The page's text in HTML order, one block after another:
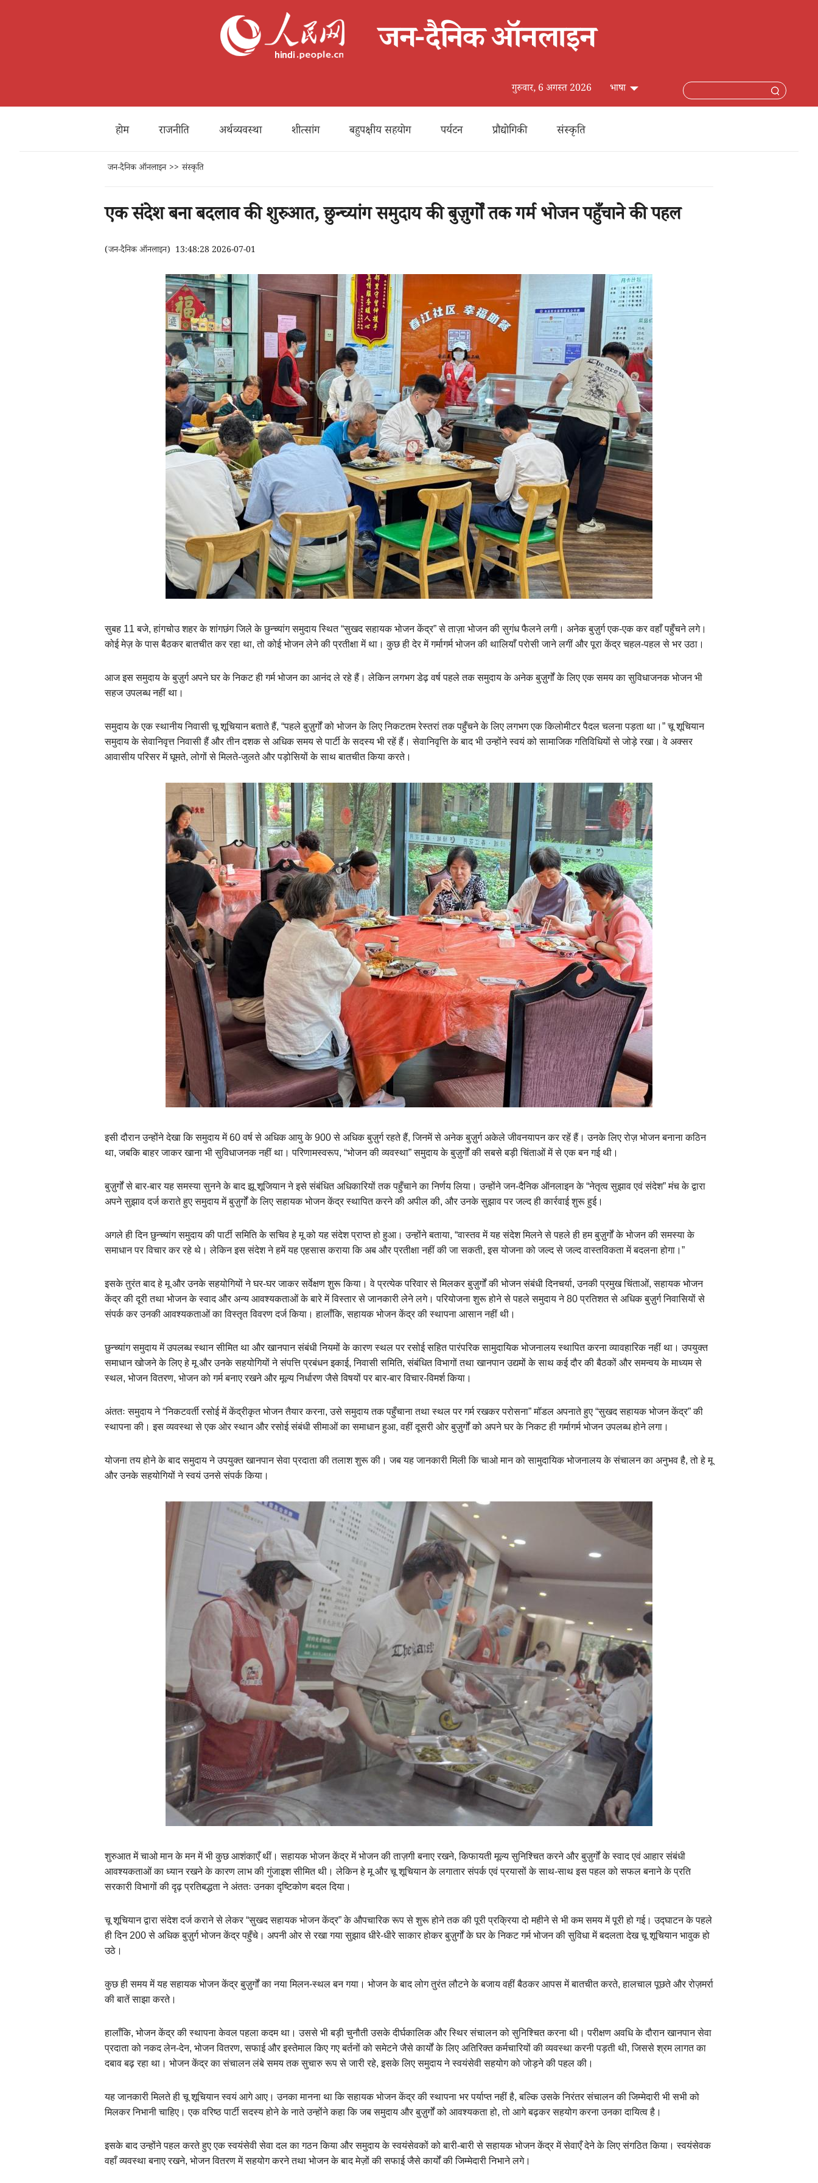
भाषा
Français
Русский
عربي
한국어
Deutsch
Português
Kiswahili
Italiano
Қазақ тілі
ภาษาไทย
Bahasa Melayu
Ελληνικά
Tiếng Việt
اردو
गुरुवार, 6 अगस्त 2026
होम राजनीति अर्थव्यवस्था शीत्सांग बहुपक्षीय सहयोग पर्यटन प्रौद्योगिकी संस्कृति
जन-दैनिक ऑनलाइन >> संस्कृति
एक संदेश बना बदलाव की शुरुआत, छुन्च्यांग समुदाय की बुज़ुर्गों तक गर्म भोजन पहुँचाने की पहल
(जन-दैनिक ऑनलाइन) 13:48:28 2026-07-01
सुबह 11 बजे, हांगचोउ शहर के शांगछंग जिले के छुन्च्यांग समुदाय स्थित “सुखद सहायक भोजन केंद्र” से ताज़ा भोजन की सुगंध फैलने लगी। अनेक बुज़ुर्ग एक-एक कर वहाँ पहुँचने लगे।
कोई मेज़ के पास बैठकर बातचीत कर रहा था, तो कोई भोजन लेने की प्रतीक्षा में था। कुछ ही देर में गर्मागर्म भोजन की थालियाँ परोसी जाने लगीं और पूरा केंद्र चहल-पहल से भर उठा।
आज इस समुदाय के बुज़ुर्ग अपने घर के निकट ही गर्म भोजन का आनंद ले रहे हैं। लेकिन लगभग डेढ़ वर्ष पहले तक समुदाय के अनेक बुज़ुर्गों के लिए एक समय का सुविधाजनक भोजन भी
सहज उपलब्ध नहीं था।
समुदाय के एक स्थानीय निवासी चू शूचियान बताते हैं, “पहले बुज़ुर्गों को भोजन के लिए निकटतम रेस्तरां तक पहुँचने के लिए लगभग एक किलोमीटर पैदल चलना पड़ता था।” चू शूचियान
समुदाय के सेवानिवृत्त निवासी हैं और तीन दशक से अधिक समय से पार्टी के सदस्य भी रहें हैं। सेवानिवृत्ति के बाद भी उन्होंने स्वयं को सामाजिक गतिविधियों से जोड़े रखा। वे अक्सर
आवासीय परिसर में घूमते, लोगों से मिलते-जुलते और पड़ोसियों के साथ बातचीत किया करते।
इसी दौरान उन्होंने देखा कि समुदाय में 60 वर्ष से अधिक आयु के 900 से अधिक बुज़ुर्ग रहते हैं, जिनमें से अनेक बुज़ुर्ग अकेले जीवनयापन कर रहें हैं। उनके लिए रोज़ भोजन बनाना कठिन
था, जबकि बाहर जाकर खाना भी सुविधाजनक नहीं था। परिणामस्वरूप, “भोजन की व्यवस्था” समुदाय के बुज़ुर्गों की सबसे बड़ी चिंताओं में से एक बन गई थी।
बुज़ुर्गों से बार-बार यह समस्या सुनने के बाद झू शूजियान ने इसे संबंधित अधिकारियों तक पहुँचाने का निर्णय लिया। उन्होंने जन-दैनिक ऑनलाइन के “नेतृत्व सुझाव एवं संदेश” मंच के द्वारा
अपने सुझाव दर्ज कराते हुए समुदाय में बुज़ुर्गों के लिए सहायक भोजन केंद्र स्थापित करने की अपील की, और उनके सुझाव पर जल्द ही कार्रवाई शुरू हुई।
अगले ही दिन छुन्च्यांग समुदाय की पार्टी समिति के सचिव हे मू को यह संदेश प्राप्त हो हुआ। उन्होंने बताया, “वास्तव में यह संदेश मिलने से पहले ही हम बुज़ुर्गों के भोजन की समस्या के
समाधान पर विचार कर रहे थे। लेकिन इस संदेश ने हमें यह एहसास कराया कि अब और प्रतीक्षा नहीं की जा सकती, इस योजना को जल्द से जल्द वास्तविकता में बदलना होगा।”
इसके तुरंत बाद हे मू और उनके सहयोगियों ने घर-घर जाकर सर्वेक्षण शुरू किया। वे प्रत्येक परिवार से मिलकर बुज़ुर्गों की भोजन संबंधी दिनचर्या, उनकी प्रमुख चिंताओं, सहायक भोजन
केंद्र की दूरी तथा भोजन के स्वाद और अन्य आवश्यकताओं के बारे में विस्तार से जानकारी लेने लगे। परियोजना शुरू होने से पहले समुदाय ने 80 प्रतिशत से अधिक बुज़ुर्ग निवासियों से
संपर्क कर उनकी आवश्यकताओं का विस्तृत विवरण दर्ज किया। हालाँकि, सहायक भोजन केंद्र की स्थापना आसान नहीं थी।
छुन्च्यांग समुदाय में उपलब्ध स्थान सीमित था और खानपान संबंधी नियमों के कारण स्थल पर रसोई सहित पारंपरिक सामुदायिक भोजनालय स्थापित करना व्यावहारिक नहीं था। उपयुक्त
समाधान खोजने के लिए हे मू और उनके सहयोगियों ने संपत्ति प्रबंधन इकाई, निवासी समिति, संबंधित विभागों तथा खानपान उद्यमों के साथ कई दौर की बैठकों और समन्वय के माध्यम से
स्थल, भोजन वितरण, भोजन को गर्म बनाए रखने और मूल्य निर्धारण जैसे विषयों पर बार-बार विचार-विमर्श किया।
अंततः समुदाय ने “निकटवर्ती रसोई में केंद्रीकृत भोजन तैयार करना, उसे समुदाय तक पहुँचाना तथा स्थल पर गर्म रखकर परोसना” मॉडल अपनाते हुए “सुखद सहायक भोजन केंद्र” की
स्थापना की। इस व्यवस्था से एक ओर स्थान और रसोई संबंधी सीमाओं का समाधान हुआ, वहीं दूसरी ओर बुज़ुर्गों को अपने घर के निकट ही गर्मागर्म भोजन उपलब्ध होने लगा।
योजना तय होने के बाद समुदाय ने उपयुक्त खानपान सेवा प्रदाता की तलाश शुरू की। जब यह जानकारी मिली कि चाओ मान को सामुदायिक भोजनालय के संचालन का अनुभव है, तो हे मू
और उनके सहयोगियों ने स्वयं उनसे संपर्क किया।
शुरुआत में चाओ मान के मन में भी कुछ आशंकाएँ थीं। सहायक भोजन केंद्र में भोजन की ताज़गी बनाए रखने, किफायती मूल्य सुनिश्चित करने और बुज़ुर्गों के स्वाद एवं आहार संबंधी
आवश्यकताओं का ध्यान रखने के कारण लाभ की गुंजाइश सीमित थी। लेकिन हे मू और चू शूचियान के लगातार संपर्क एवं प्रयासों के साथ-साथ इस पहल को सफल बनाने के प्रति
सरकारी विभागों की दृढ़ प्रतिबद्धता ने अंततः उनका दृष्टिकोण बदल दिया।
चू शूचियान द्वारा संदेश दर्ज कराने से लेकर “सुखद सहायक भोजन केंद्र” के औपचारिक रूप से शुरू होने तक की पूरी प्रक्रिया दो महीने से भी कम समय में पूरी हो गई। उद्घाटन के पहले
ही दिन 200 से अधिक बुज़ुर्ग भोजन केंद्र पहुँचे। अपनी ओर से रखा गया सुझाव धीरे-धीरे साकार होकर बुज़ुर्गों के घर के निकट गर्म भोजन की सुविधा में बदलता देख चू शूचियान भावुक हो
उठे।
कुछ ही समय में यह सहायक भोजन केंद्र बुज़ुर्गों का नया मिलन-स्थल बन गया। भोजन के बाद लोग तुरंत लौटने के बजाय वहीं बैठकर आपस में बातचीत करते, हालचाल पूछते और रोज़मर्रा
की बातें साझा करते।
हालाँकि, भोजन केंद्र की स्थापना केवल पहला कदम था। उससे भी बड़ी चुनौती उसके दीर्घकालिक और स्थिर संचालन को सुनिश्चित करना थी। परीक्षण अवधि के दौरान खानपान सेवा
प्रदाता को नकद लेन-देन, भोजन वितरण, सफाई और इस्तेमाल किए गए बर्तनों को समेटने जैसे कार्यों के लिए अतिरिक्त कर्मचारियों की व्यवस्था करनी पड़ती थी, जिससे श्रम लागत का
दबाव बढ़ रहा था। भोजन केंद्र का संचालन लंबे समय तक सुचारु रूप से जारी रहे, इसके लिए समुदाय ने स्वयंसेवी सहयोग को जोड़ने की पहल की।
यह जानकारी मिलते ही चू शूचियान स्वयं आगे आए। उनका मानना था कि सहायक भोजन केंद्र की स्थापना भर पर्याप्त नहीं है, बल्कि उसके निरंतर संचालन की जिम्मेदारी भी सभी को
मिलकर निभानी चाहिए। एक वरिष्ठ पार्टी सदस्य होने के नाते उन्होंने कहा कि जब समुदाय और बुज़ुर्गों को आवश्यकता हो, तो आगे बढ़कर सहयोग करना उनका दायित्व है।
इसके बाद उन्होंने पहल करते हुए एक स्वयंसेवी सेवा दल का गठन किया और समुदाय के स्वयंसेवकों को बारी-बारी से सहायक भोजन केंद्र में सेवाएँ देने के लिए संगठित किया। स्वयंसेवक
वहाँ व्यवस्था बनाए रखने, भोजन वितरण में सहयोग करने तथा भोजन के बाद मेज़ों की सफाई जैसे कार्यों की जिम्मेदारी निभाने लगे।